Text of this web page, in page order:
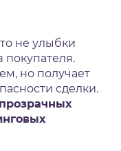
не улыбки
покупателя.
но получает
сделки.